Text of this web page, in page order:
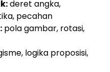
deret angka,
pecahan
pola gambar, rotasi,
logika proposisi,